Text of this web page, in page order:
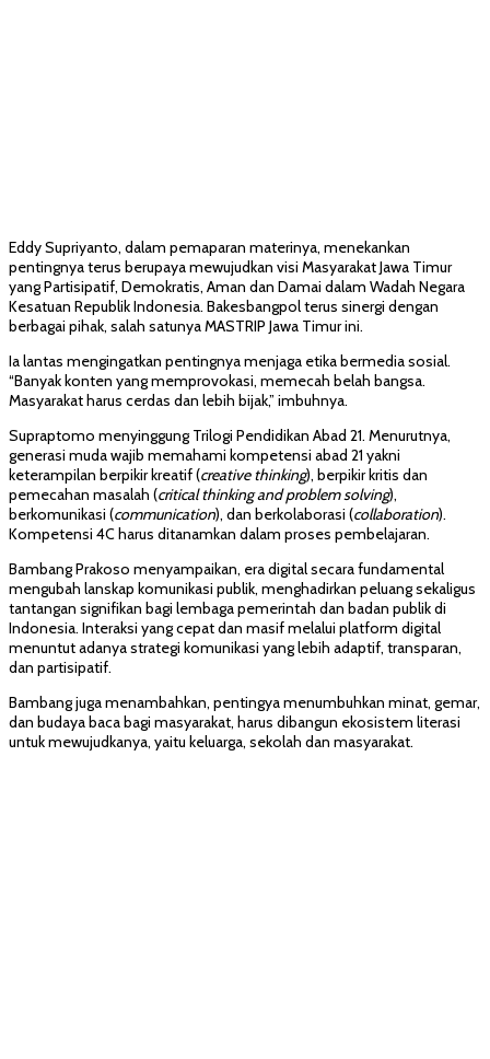
Eddy Supriyanto, dalam pemaparan materinya, menekankan
pentingnya terus berupaya mewujudkan visi Masyarakat Jawa Timur
yang Partisipatif, Demokratis, Aman dan Damai dalam Wadah Negara
Kesatuan Republik Indonesia. Bakesbangpol terus sinergi dengan
berbagai pihak, salah satunya MASTRIP Jawa Timur ini.
Ia lantas mengingatkan pentingnya menjaga etika bermedia sosial.
“Banyak konten yang memprovokasi, memecah belah bangsa.
Masyarakat harus cerdas dan lebih bijak,” imbuhnya.
Supraptomo menyinggung Trilogi Pendidikan Abad 21. Menurutnya,
generasi muda wajib memahami kompetensi abad 21 yakni
keterampilan berpikir kreatif (creative thinking), berpikir kritis dan
pemecahan masalah (critical thinking and problem solving),
berkomunikasi (communication), dan berkolaborasi (collaboration).
Kompetensi 4C harus ditanamkan dalam proses pembelajaran.
Bambang Prakoso menyampaikan, era digital secara fundamental
mengubah lanskap komunikasi publik, menghadirkan peluang sekaligus
tantangan signifikan bagi lembaga pemerintah dan badan publik di
Indonesia. Interaksi yang cepat dan masif melalui platform digital
menuntut adanya strategi komunikasi yang lebih adaptif, transparan,
dan partisipatif.
Bambang juga menambahkan, pentingya menumbuhkan minat, gemar,
dan budaya baca bagi masyarakat, harus dibangun ekosistem literasi
untuk mewujudkanya, yaitu keluarga, sekolah dan masyarakat.